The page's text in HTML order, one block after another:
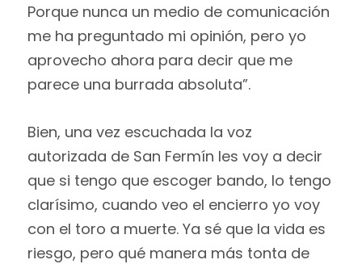
Porque nunca un medio de comunicación
me ha preguntado mi opinión, pero yo
aprovecho ahora para decir que me
parece una burrada absoluta”.
Bien, una vez escuchada la voz
autorizada de San Fermín les voy a decir
que si tengo que escoger bando, lo tengo
clarísimo, cuando veo el encierro yo voy
con el toro a muerte. Ya sé que la vida es
riesgo, pero qué manera más tonta de